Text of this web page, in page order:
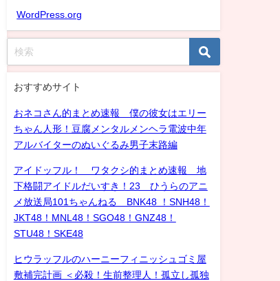
WordPress.org
おすすめサイト
おネコさん的まとめ速報 僕の彼女はエリー
ちゃん人形！豆腐メンタルメンヘラ電波中年
アルバイターのぬいぐるみ男子末路編
アイドッフル！ ワタクシ的まとめ速報 地
下格闘アイドルだいすき！23 ひうらのアニ
メ放送局101ちゃんねる BNK48 ！SNH48！
JKT48！MNL48！SGO48！GNZ48！
STU48！SKE48
ヒウラッフルのハーニーフィニッシュゴミ屋
敷補完計画 ＜必殺！生前整理人！孤立し孤独